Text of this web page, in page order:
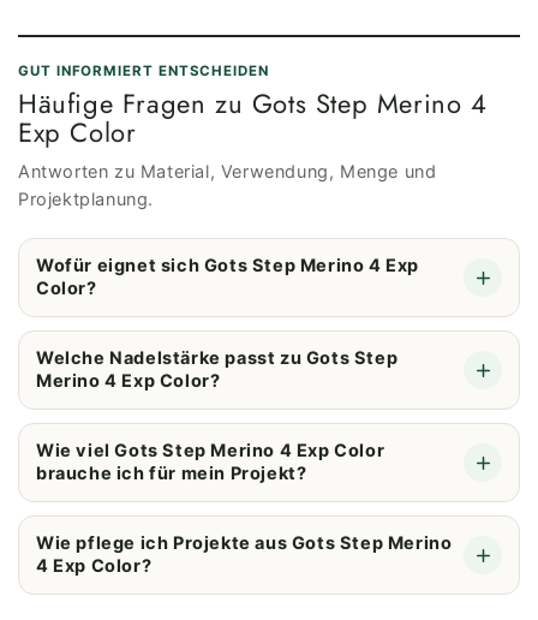
GUT INFORMIERT ENTSCHEIDEN
Häufige Fragen zu Gots Step Merino 4
Exp Color
Antworten zu Material, Verwendung, Menge und
Projektplanung.
Wofür eignet sich Gots Step Merino 4 Exp
Color?
Welche Nadelstärke passt zu Gots Step
Merino 4 Exp Color?
Wie viel Gots Step Merino 4 Exp Color
brauche ich für mein Projekt?
Wie pflege ich Projekte aus Gots Step Merino
4 Exp Color?